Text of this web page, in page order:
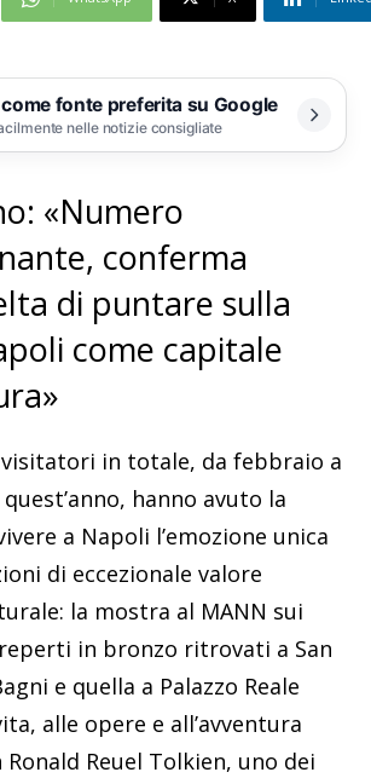
fonte preferita su Google
nelle notizie consigliate
«Numero
conferma
di puntare sulla
come capitale
in totale, da febbraio a
hanno avuto la
a Napoli l’emozione unica
di eccezionale valore
la mostra al MANN sui
in bronzo ritrovati a San
e quella a Palazzo Reale
alle opere e all’avventura
Ronald Reuel Tolkien, uno dei